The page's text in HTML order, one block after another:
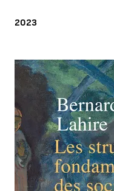
ANNÉE
2023
Agrandir